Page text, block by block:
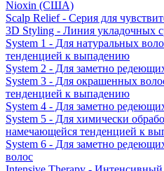
Nioxin (США)
Scalp Relief - Серия для
3D Styling - Линия укладочных
System 1 - Для натуральных
тенденцией к выпадению
System 2 - Для заметно
System 3 - Для окрашенных
тенденцией к выпадению
System 4 - Для заметно
System 5 - Для химически
намечающейся тенденцией к
System 6 - Для заметно
волос